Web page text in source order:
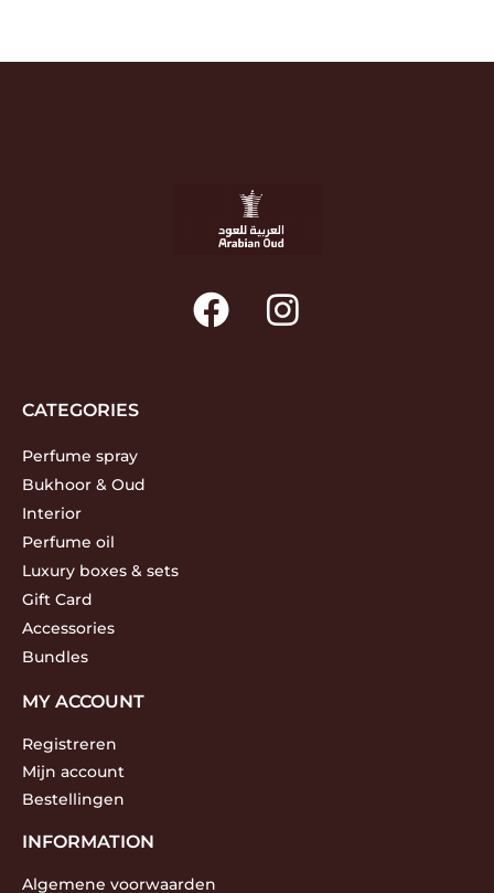
CATEGORIES
Perfume spray
Bukhoor & Oud
Interior
Perfume oil
Luxury boxes & sets
Gift Card
Accessories
Bundles
MY ACCOUNT
Registreren
Mijn account
Bestellingen
INFORMATION
Algemene voorwaarden